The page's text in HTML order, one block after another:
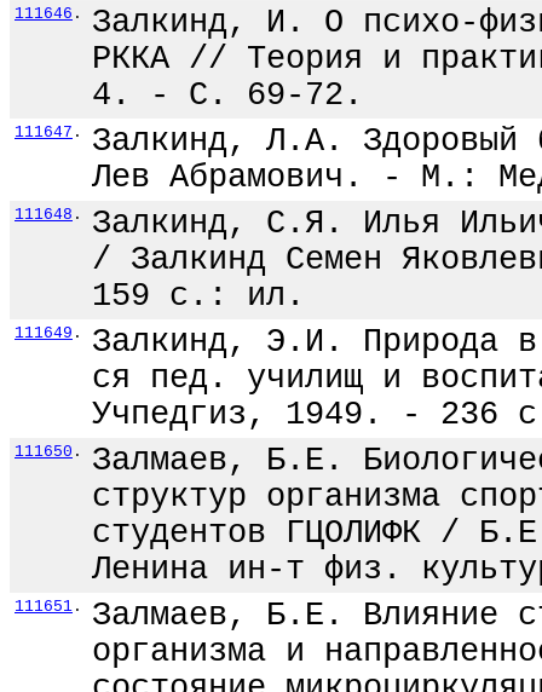
111646 .
Залкинд, И. О психо-
РККА // Теория и
4. - С. 69-72.
111647 .
Залкинд, Л.А. Здоровый
Лев Абрамович. - М.:
111648 .
Залкинд, С.Я. Илья
/ Залкинд Семен
159 с.: ил.
111649 .
Залкинд, Э.И. Природа
ся пед. училищ и
Учпедгиз, 1949. - 236
111650 .
Залмаев, Б.Е.
структур организма
студентов ГЦОЛИФК /
Ленина ин-т физ.
111651 .
Залмаев, Б.Е. Влияние
организма и